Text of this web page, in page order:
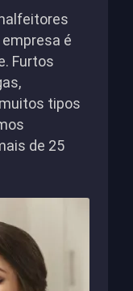
é
Furtos
tipos
de 25